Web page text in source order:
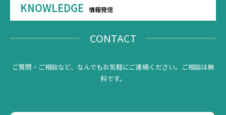
KNOWLEDGE 情報発信
CONTACT
ご質問・ご相談など、なんでもお気軽にご連絡ください。ご相談は無
料です。